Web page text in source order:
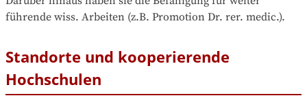
führende wiss. Arbeiten (z.B. Promotion Dr. rer. medic.).
Standorte und kooperierende
Hochschulen